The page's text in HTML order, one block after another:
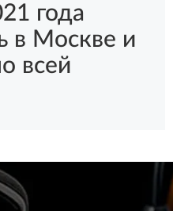
года
в Москве и
всей